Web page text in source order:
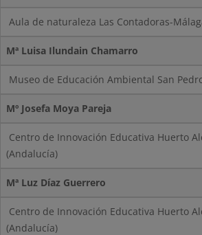
Aula de naturaleza Las Contadoras-
Mª Luisa Ilundain Chamarro
Museo de Educación Ambiental San
Mº Josefa Moya Pareja
Centro de Innovación Educativa Huerto
(Andalucía)
Mª Luz Díaz Guerrero
Centro de Innovación Educativa Huerto
(Andalucía)